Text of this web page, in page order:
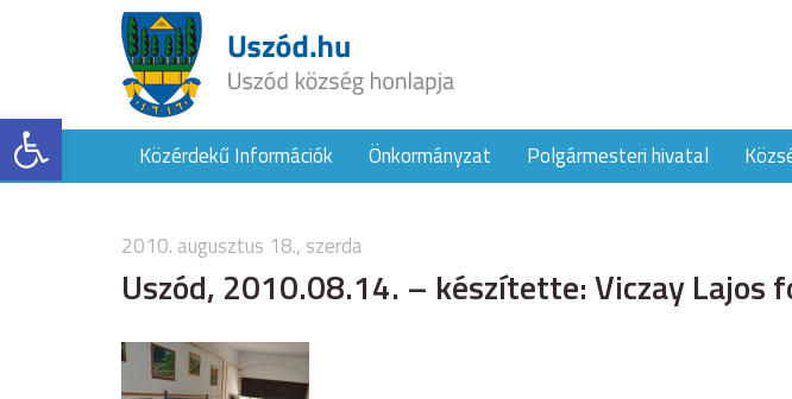
Eszköztár megnyitásaKözérdekű Információk Önkormányzat Polgármesteri hivatal
2010. augusztus 18., szerda
Uszód, 2010.08.14. – készítette: Viczay Lajos